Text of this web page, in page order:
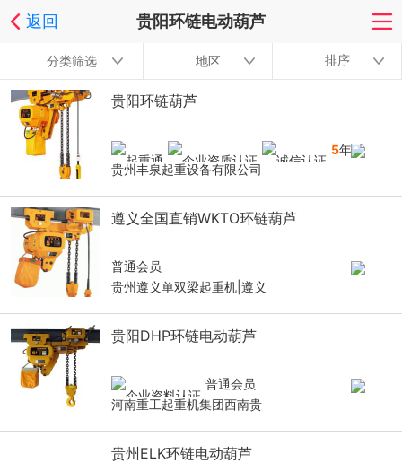
返回 贵阳环链电动葫芦
分类筛选 地区 排序
贵阳环链葫芦
5年
贵州丰泉起重设备有限公司
遵义全国直销WKTO环链葫芦
普通会员
贵州遵义单双梁起重机|遵义
贵阳DHP环链电动葫芦
普通会员
河南重工起重机集团西南贵
贵州ELK环链电动葫芦